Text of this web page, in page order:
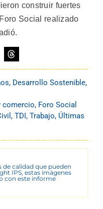
construir fuertes
Social realizado
, Desarrollo Sostenible,
comercio, Foro Social
, TDI, Trabajo, Últimas
calidad que pueden
IPS, estas imágenes
con este informe